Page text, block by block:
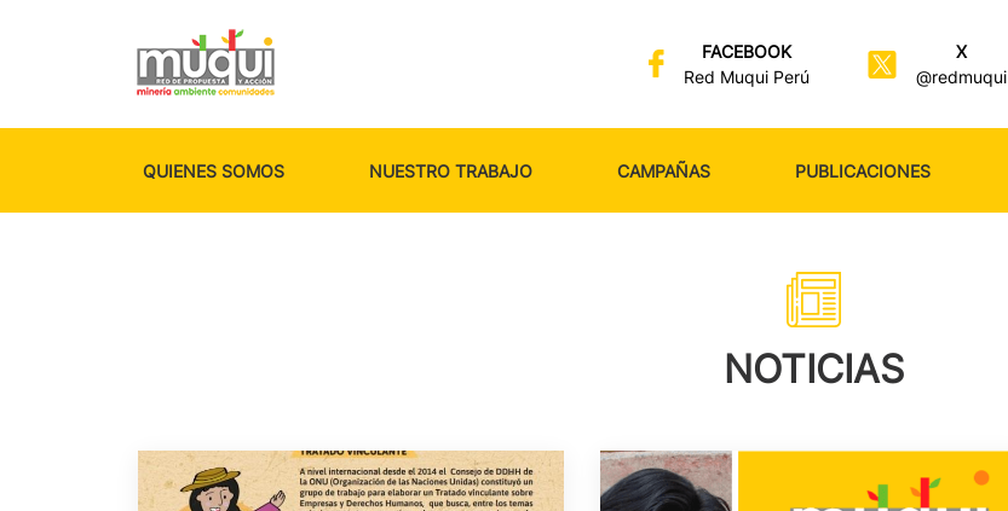
FACEBOOK
Red Muqui Perú
X
@redmuqui
QUIENES SOMOS NUESTRO TRABAJO CAMPAÑAS PUBLICACIONES
NOTICIAS